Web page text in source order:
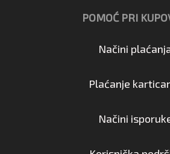
POMOĆ PRI
Načini
Plaćanje
Načini